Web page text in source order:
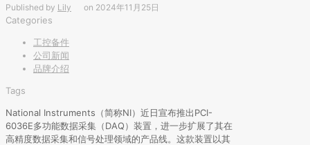
Published by Lily on 2024年11月25日
Categories
工控备件
公司新闻
品牌介绍
Tags
National Instruments（简称NI）近日宣布推出PCI-
6036E多功能数据采集（DAQ）装置，进一步扩展了其在
高精度数据采集和信号处理领域的产品线。这款装置以其